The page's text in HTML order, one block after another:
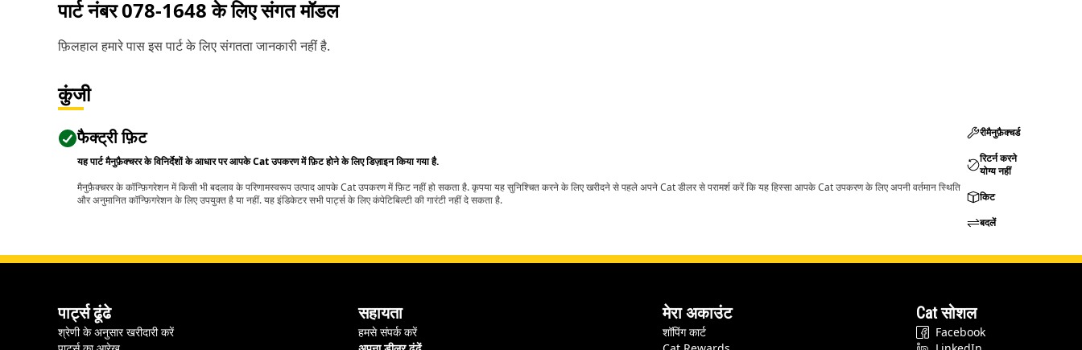
पार्ट नंबर078-1648के लिए संगत मॉडल
फ़िलहाल हमारे पास इस पार्ट के लिए संगतता जानकारी नहीं है.
कुंजी
फैक्ट्री फ़िट
यह पार्ट मैनुफ़ैक्चरर के विनिर्देशों के आधार पर आपके Cat उपकरण में फ़िट होने के लिए डिज़ाइन किया गया है.
मैनुफ़ैक्चरर के कॉन्फ़िगरेशन में किसी भी बदलाव के परिणामस्वरूप उत्पाद आपके Cat उपकरण में फ़िट नहीं हो सकता है. कृपया यह सुनिश्चित करने के लिए खरीदने से पहले अपने Cat डीलर से परामर्श करें कि यह हिस्सा आपके Cat उपकरण के लिए अपनी वर्तमान स्थिति
और अनुमानित कॉन्फ़िगरेशन के लिए उपयुक्त है या नहीं. यह इंडिकेटर सभी पार्ट्स के लिए कंपेटिबिल्टी की गारंटी नहीं दे सकता है.
रीमैनुफ़ैक्चर्ड
रिटर्न करने
योग्य नहीं
किट
बदलें
पार्ट्स ढूंढे
श्रेणी के अनुसार खरीदारी करें
सहायता
हमसे संपर्क करें
मेरा अकाउंट
शॉपिंग कार्ट
Cat सोशल
Facebook